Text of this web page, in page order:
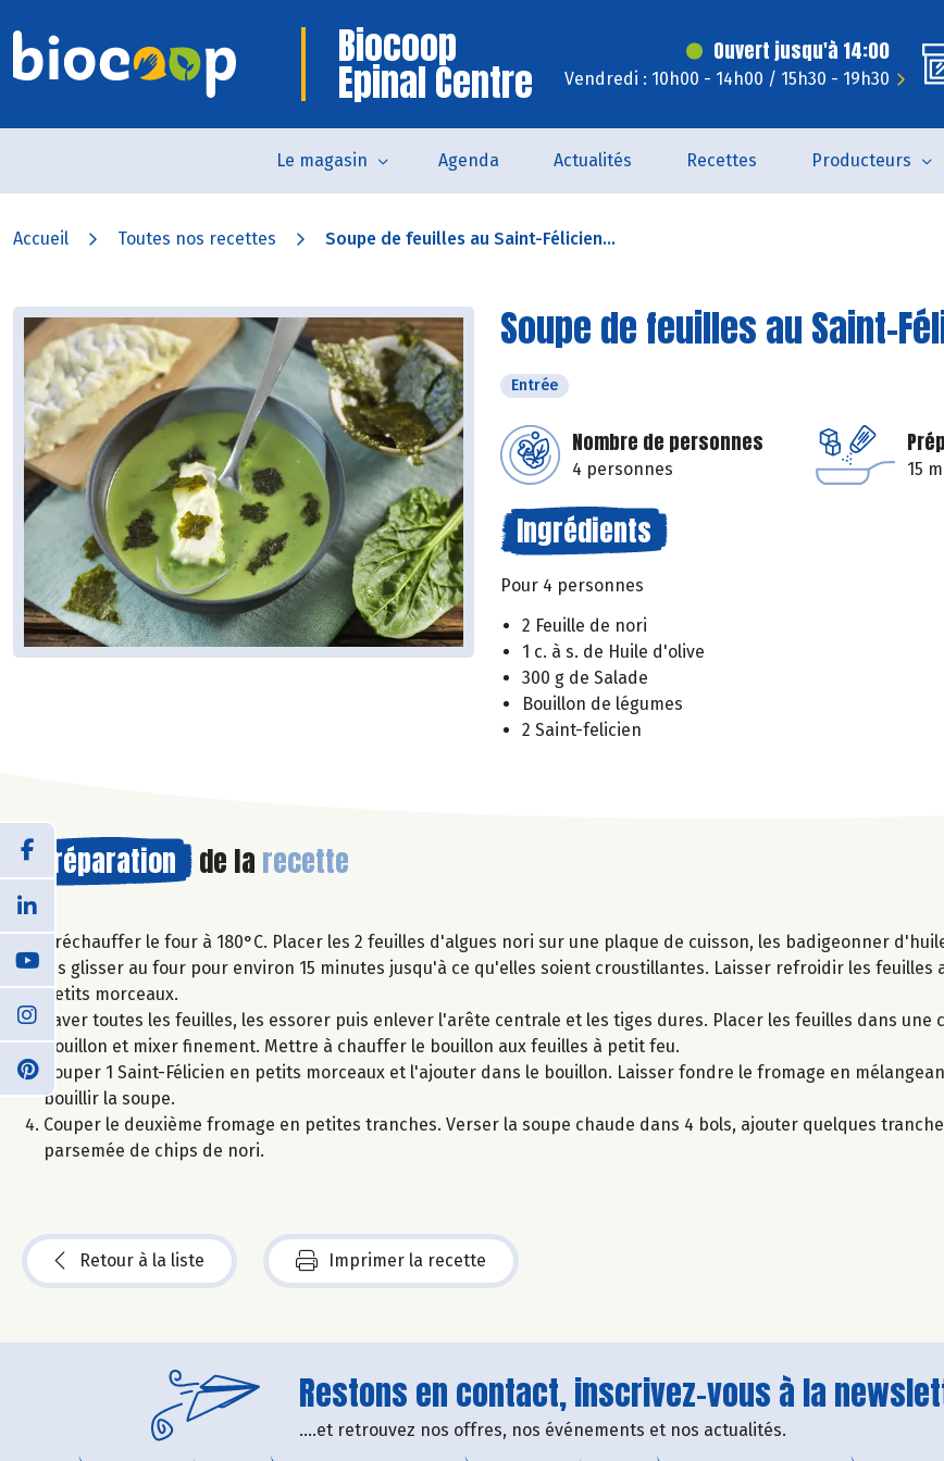
Biocoop
Epinal Centre
Ouvert jusqu'à 14:00
Vendredi : 10h00 - 14h00 / 15h30 - 19h30
Le magasin Agenda Actualités Recettes Producteurs
Accueil Toutes nos recettes Soupe de feuilles au Saint-Félicien...
Soupe de feuilles au Saint-
Entrée
Nombre de personnes
4 personnes 15
Ingrédients
Pour 4 personnes
2 Feuille de nori
1 c. à s. de Huile d'olive
300 g de Salade
Bouillon de légumes
2 Saint-felicien
Préparation de la recette
Préchauffer le four à 180°C. Placer les 2 feuilles d'algues nori sur une plaque de cuisson, les badigeonner
les glisser au four pour environ 15 minutes jusqu'à ce qu'elles soient croustillantes. Laisser refroidir les feuilles
petits morceaux.
Laver toutes les feuilles, les essorer puis enlever l'arête centrale et les tiges dures. Placer les feuilles dans une
bouillon et mixer finement. Mettre à chauffer le bouillon aux feuilles à petit feu.
Couper 1 Saint-Félicien en petits morceaux et l'ajouter dans le bouillon. Laisser fondre le fromage en
bouillir la soupe.
Couper le deuxième fromage en petites tranches. Verser la soupe chaude dans 4 bols, ajouter quelques
parsemée de chips de nori.
Retour à la liste Imprimer la recette
Restons en contact, inscrivez-vous à la
....et retrouvez nos offres, nos événements et nos actualités.